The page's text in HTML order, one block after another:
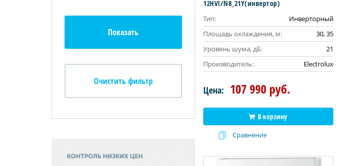
12HVI/N8_21Y(инвертор)
Тип:
Инверторный
Площадь охлаждения, м:
30, 35
Уровень шума, дБ:
21
Производитель:
Electrolux
Цена: 107 990 руб.
В корзину
Сравнение